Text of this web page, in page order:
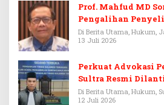
Prof. Mahfud MD
Pengalihan
Febrie Adriansyah
Di Berita Utama, Hukum,
13 Juli 2026
Perkuat Advokasi
Sultra Resmi
PERADI
Di Berita Utama, Hukum,
12 Juli 2026